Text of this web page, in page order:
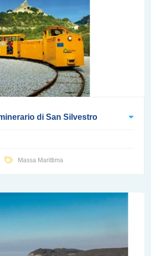
di San Silvestro
Massa Marittima